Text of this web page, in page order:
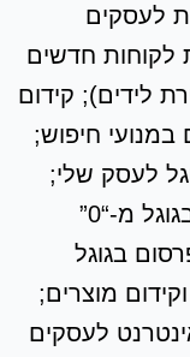
לעסקים
לקוחות חדשים
לידים); קידום
חיפוש;
לעסק שלי;
ביצוע קמפיינים פרסומיים בגוגל מ-“0”
בגוגל
מוצרים;
לעסקים